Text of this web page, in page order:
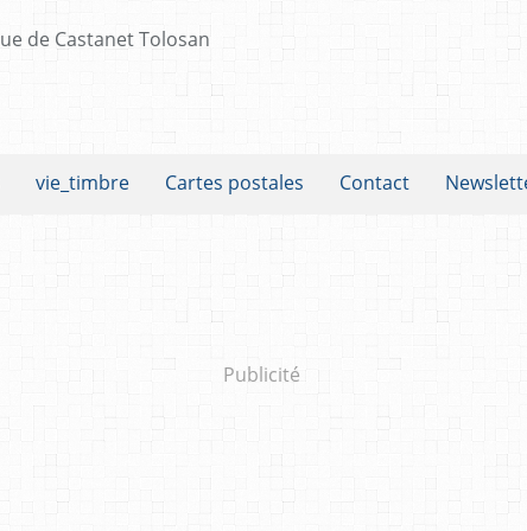
vie_timbre Cartes postales Contact
Publicité